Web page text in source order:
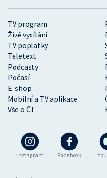
Instagram Facebook
TV program
Živé vysílání
TV poplatky
Teletext
Podcasty
Počasí
E-shop
Mobilní a TV aplikace
Vše o ČT